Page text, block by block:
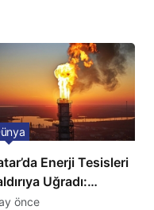
Enerji Tesisleri
Uğradı:
Doğalgaz
önce